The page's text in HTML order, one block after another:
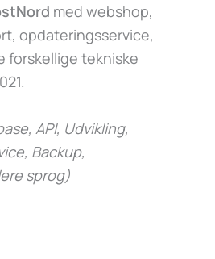
med webshop,
opdateringsservice,
forskellige tekniske
API, Udvikling,
Backup,
sprog)